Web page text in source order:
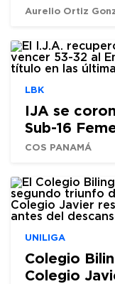
Aurelio Ortiz
LBK
IJA se
Sub-16
COS PANAMÁ
UNILIGA
Colegio
Colegio